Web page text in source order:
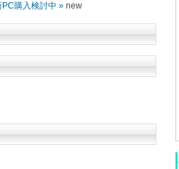
PC購入検討中 »new